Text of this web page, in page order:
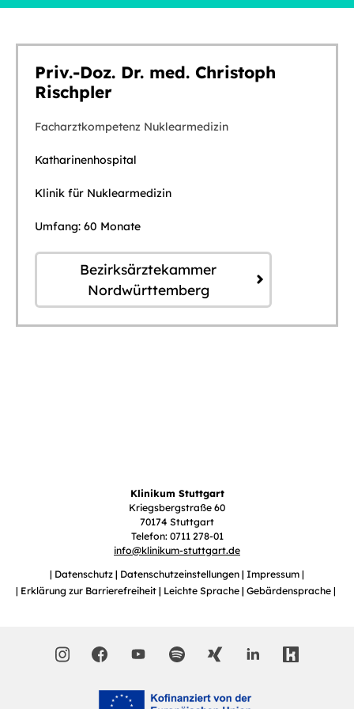
Priv.-Doz. Dr. med. Christoph
Rischpler
Facharztkompetenz Nuklearmedizin
Katharinenhospital
Klinik für Nuklearmedizin
Umfang: 60 Monate
Bezirksärztekammer
Nordwürttemberg
Klinikum Stuttgart
Kriegsbergstraße 60
70174 Stuttgart
Telefon: 0711 278-01
info@klinikum-stuttgart.de
Datenschutz
Datenschutzeinstellungen
Impressum
Erklärung zur Barrierefreiheit
Leichte Sprache Gebärdensprache